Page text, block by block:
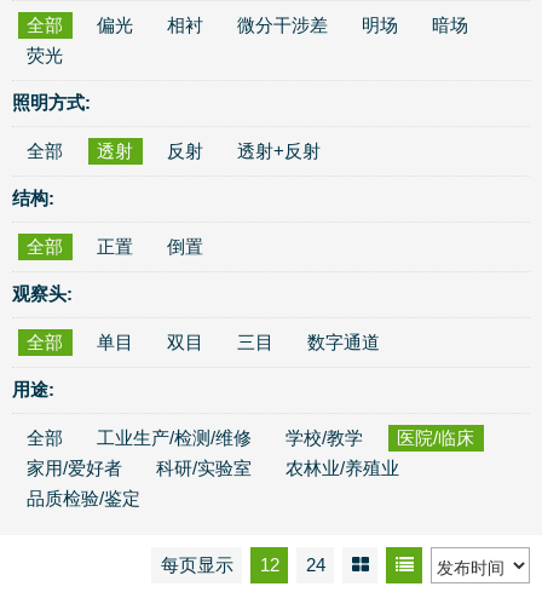
全部 偏光 相衬 微分干涉差 明场
暗场
荧光
照明方式:
全部 透射 反射 透射+反射
结构:
全部 正置 倒置
观察头:
全部 单目 双目 三目 数字通道
用途:
全部 工业生产/检测/维修 学校/教学
医院/临床
家用/爱好者
科研/实验室
农林业/养殖业
品质检验/鉴定
每页显示 12 24